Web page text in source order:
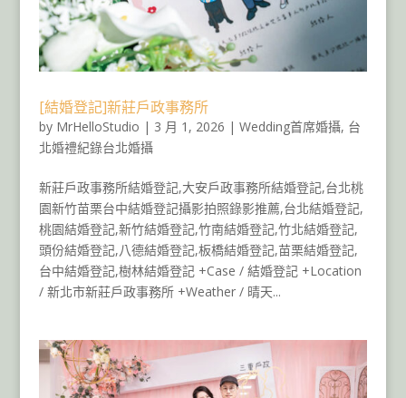
[結婚登記]新莊戶政事務所
by MrHelloStudio | 3 月 1, 2026 | Wedding首席婚攝, 台
北婚禮紀錄台北婚攝
新莊戶政事務所結婚登記,大安戶政事務所結婚登記,台北桃
園新竹苗栗台中結婚登記攝影拍照錄影推薦,台北結婚登記,
桃園結婚登記,新竹結婚登記,竹南結婚登記,竹北結婚登記,
頭份結婚登記,八德結婚登記,板橋結婚登記,苗栗結婚登記,
台中結婚登記,樹林結婚登記 +Case / 結婚登記 +Location
/ 新北市新莊戶政事務所 +Weather / 晴天...